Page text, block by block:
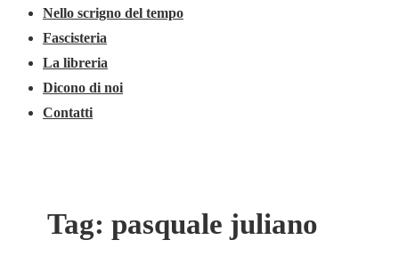
Nello scrigno del tempo
Fascisteria
La libreria
Dicono di noi
Contatti
Tag: pasquale juliano